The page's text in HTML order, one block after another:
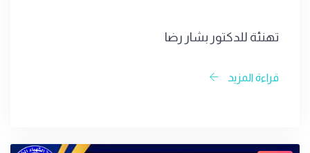
تهنئة للدكتور بشار رضا
قراءة المزيد